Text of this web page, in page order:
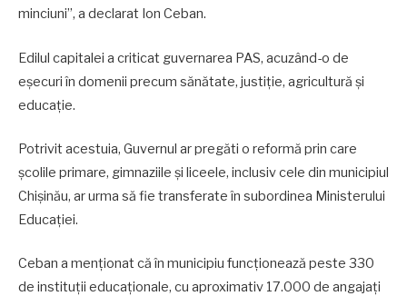
minciuni”, a declarat Ion Ceban.
Edilul capitalei a criticat guvernarea PAS, acuzând-o de
eșecuri în domenii precum sănătate, justiție, agricultură și
educație.
Potrivit acestuia, Guvernul ar pregăti o reformă prin care
școlile primare, gimnaziile și liceele, inclusiv cele din municipiul
Chișinău, ar urma să fie transferate în subordinea Ministerului
Educației.
Ceban a menționat că în municipiu funcționează peste 330
de instituții educaționale, cu aproximativ 17.000 de angajați